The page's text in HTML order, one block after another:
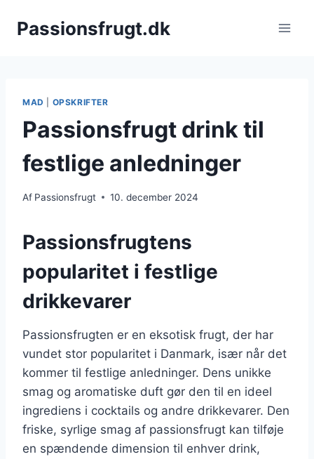
Passionsfrugt.dk
MAD OPSKRIFTER
Passionsfrugt drink til
festlige anledninger
Af Passionsfrugt 10. december 2024
Passionsfrugtens
popularitet i festlige
drikkevarer
Passionsfrugten er en eksotisk frugt, der har
vundet stor popularitet i Danmark, især når det
kommer til festlige anledninger. Dens unikke
smag og aromatiske duft gør den til en ideel
ingrediens i cocktails og andre drikkevarer. Den
friske, syrlige smag af passionsfrugt kan tilføje
en spændende dimension til enhver drink,